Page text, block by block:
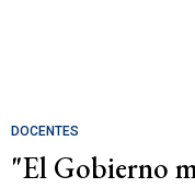
DOCENTES
"El Gobierno